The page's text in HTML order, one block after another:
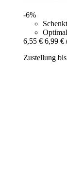
-6%
6,55 € 6,99 €
Zustellung